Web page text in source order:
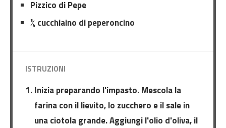
Pizzico di Pepe
¼ cucchiaino di peperoncino
ISTRUZIONI
Inizia preparando l'impasto. Mescola la
farina con il lievito, lo zucchero e il sale in
una ciotola grande. Aggiungi l'olio d'oliva, il